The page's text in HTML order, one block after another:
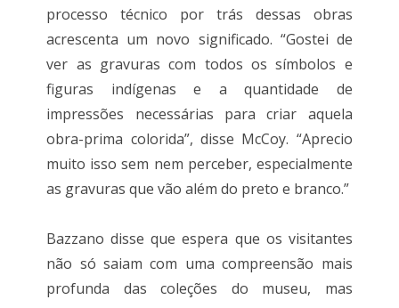
processo técnico por trás dessas obras
acrescenta um novo significado. “Gostei de
ver as gravuras com todos os símbolos e
figuras indígenas e a quantidade de
impressões necessárias para criar aquela
obra-prima colorida”, disse McCoy. “Aprecio
muito isso sem nem perceber, especialmente
as gravuras que vão além do preto e branco.”
Bazzano disse que espera que os visitantes
não só saiam com uma compreensão mais
profunda das coleções do museu, mas